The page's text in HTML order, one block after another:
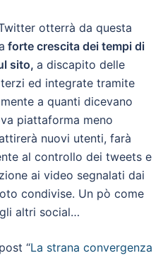
otterrà da questa
forte crescita dei tempi di
sito, a discapito delle
ed integrate tramite
a quanti dicevano
piattaforma meno
nuovi utenti, farà
al controllo dei tweets e
ai video segnalati dai
condivise. Un pò come
altri social…
“La strana convergenza